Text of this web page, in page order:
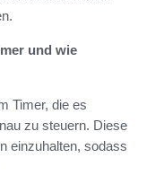
und wie
Timer, die es
zu steuern. Diese
einzuhalten, sodass